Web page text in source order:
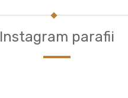
Instagram parafii